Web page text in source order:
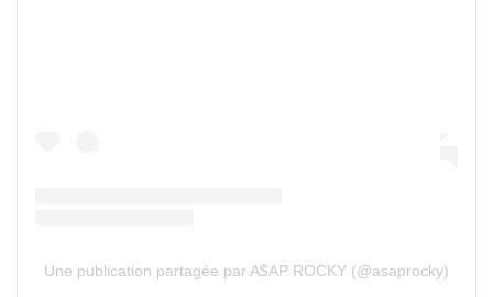
Une publication partagée par A$AP ROCKY (@asaprocky)